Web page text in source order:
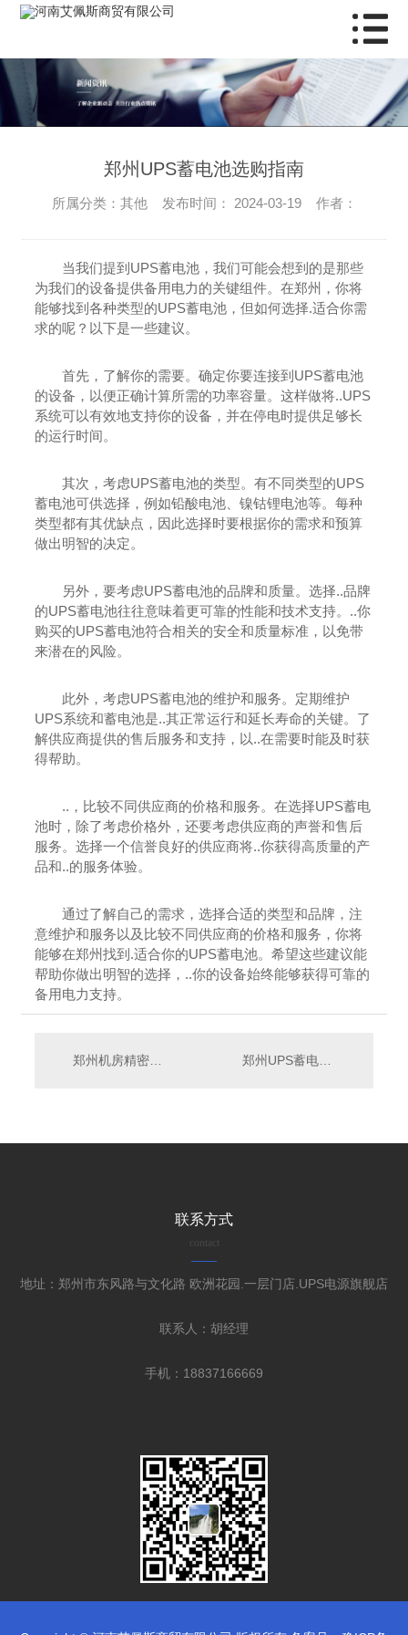
郑州UPS蓄电池选购指南
所属分类：其他 发布时间： 2024-03-19 作者：
当我们提到UPS蓄电池，我们可能会想到的是那些
为我们的设备提供备用电力的关键组件。在郑州，你将
能够找到各种类型的UPS蓄电池，但如何选择.适合你需
求的呢？以下是一些建议。
首先，了解你的需要。确定你要连接到UPS蓄电池
的设备，以便正确计算所需的功率容量。这样做将..UPS
系统可以有效地支持你的设备，并在停电时提供足够长
的运行时间。
其次，考虑UPS蓄电池的类型。有不同类型的UPS
蓄电池可供选择，例如铅酸电池、镍钴锂电池等。每种
类型都有其优缺点，因此选择时要根据你的需求和预算
做出明智的决定。
另外，要考虑UPS蓄电池的品牌和质量。选择..品牌
的UPS蓄电池往往意味着更可靠的性能和技术支持。..你
购买的UPS蓄电池符合相关的安全和质量标准，以免带
来潜在的风险。
此外，考虑UPS蓄电池的维护和服务。定期维护
UPS系统和蓄电池是..其正常运行和延长寿命的关键。了
解供应商提供的售后服务和支持，以..在需要时能及时获
得帮助。
..，比较不同供应商的价格和服务。在选择UPS蓄电
池时，除了考虑价格外，还要考虑供应商的声誉和售后
服务。选择一个信誉良好的供应商将..你获得高质量的产
品和..的服务体验。
通过了解自己的需求，选择合适的类型和品牌，注
意维护和服务以及比较不同供应商的价格和服务，你将
能够在郑州找到.适合你的UPS蓄电池。希望这些建议能
帮助你做出明智的选择，..你的设备始终能够获得可靠的
备用电力支持。
郑州UPS蓄电池维护需知
联系方式
contact
地址：郑州市东风路与文化路 欧洲花园.一层门店.UPS电源旗舰店
联系人：胡经理
手机：18837166669